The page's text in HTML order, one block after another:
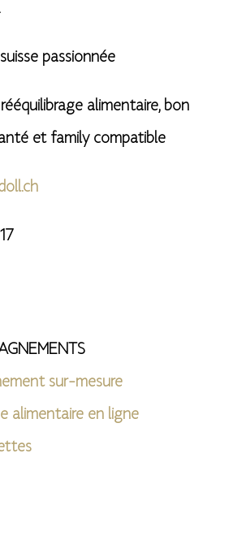
passionnée
alimentaire, bon
et family compatible
sur-mesure
alimentaire en ligne